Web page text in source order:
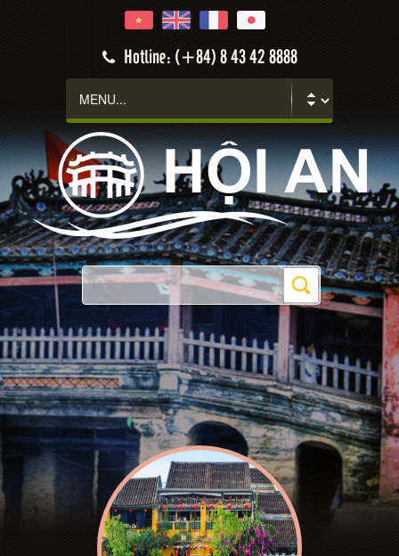
Hotline: (+84) 8 43 42 8888